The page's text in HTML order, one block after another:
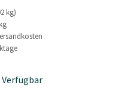
kg)
Verfügbar